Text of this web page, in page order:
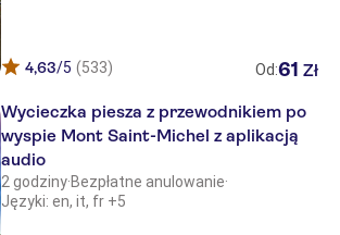
4,63/5 (533) Od:61 Zł
Wycieczka piesza z przewodnikiem po
wyspie Mont Saint-Michel z aplikacją
audio
2 godziny·Bezpłatne anulowanie·
Języki: en, it, fr +5